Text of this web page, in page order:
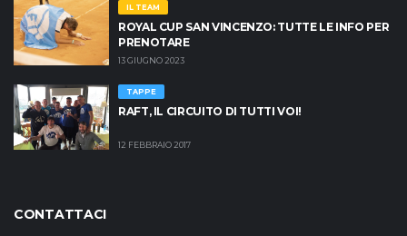
IL TEAM
ROYAL CUP SAN VINCENZO: TUTTE LE INFO PER
PRENOTARE
13 GIUGNO 2023
TAPPE
RAFT, IL CIRCUITO DI TUTTI VOI!
12 FEBBRAIO 2017
CONTATTACI